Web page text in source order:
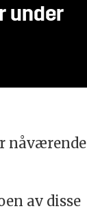
under
nåværende
av disse